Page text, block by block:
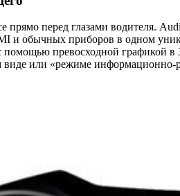
прямо перед глазами водителя.
и обычных приборов в одном
превосходной графикой в
или «режиме информационно-